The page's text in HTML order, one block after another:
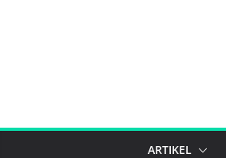
ARTIKEL